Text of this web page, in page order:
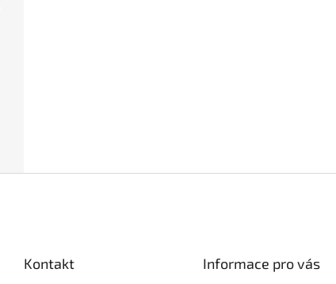
Kontakt Informace pro vás